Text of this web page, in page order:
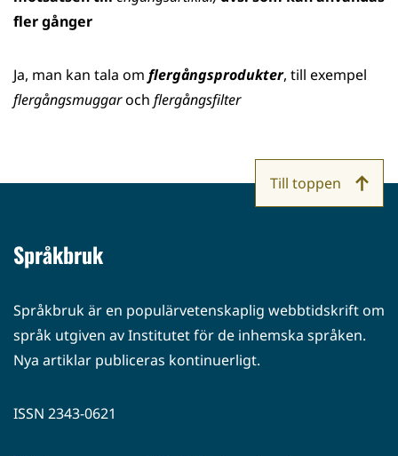
fler gånger
Ja, man kan tala om flergångsprodukter, till exempel
flergångsmuggaroch flergångsfilter
Språkbruk
Språkbruk är en populärvetenskaplig webbtidskrift om
språk utgiven av Institutet för de inhemska språken.
Nya artiklar publiceras kontinuerligt.
ISSN 2343-0621
Till toppen